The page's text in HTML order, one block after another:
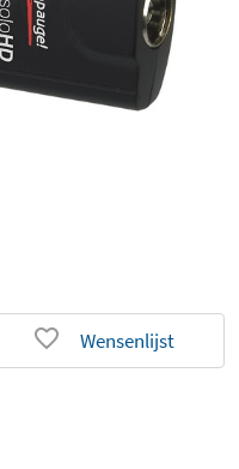
Wensenlijst